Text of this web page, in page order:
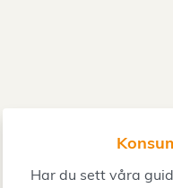
Har du sett våra